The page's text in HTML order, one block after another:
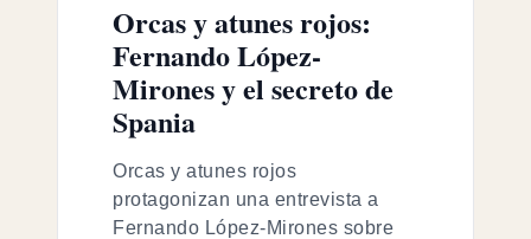
Orcas y atunes rojos:
Fernando López-
Mirones y el secreto de
Spania
Orcas y atunes rojos
protagonizan una entrevista a
Fernando López-Mirones sobre